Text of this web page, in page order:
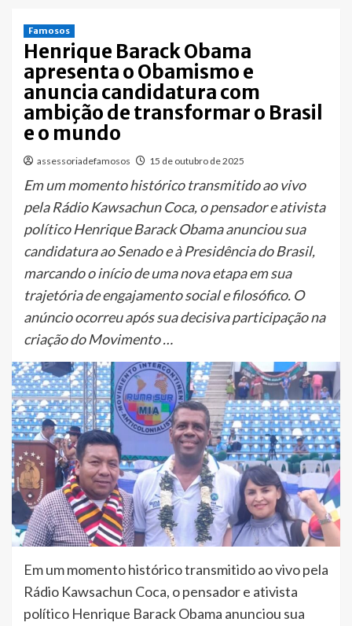
Famosos
Henrique Barack Obama
apresenta o Obamismo e
anuncia candidatura com
ambição de transformar o Brasil
e o mundo
assessoriadefamosos 15 de outubro de 2025
Em um momento histórico transmitido ao vivo
pela Rádio Kawsachun Coca, o pensador e ativista
político Henrique Barack Obama anunciou sua
candidatura ao Senado e à Presidência do Brasil,
marcando o início de uma nova etapa em sua
trajetória de engajamento social e filosófico. O
anúncio ocorreu após sua decisiva participação na
criação do Movimento …
Em um momento histórico transmitido ao vivo pela
Rádio Kawsachun Coca, o pensador e ativista
político Henrique Barack Obama anunciou sua